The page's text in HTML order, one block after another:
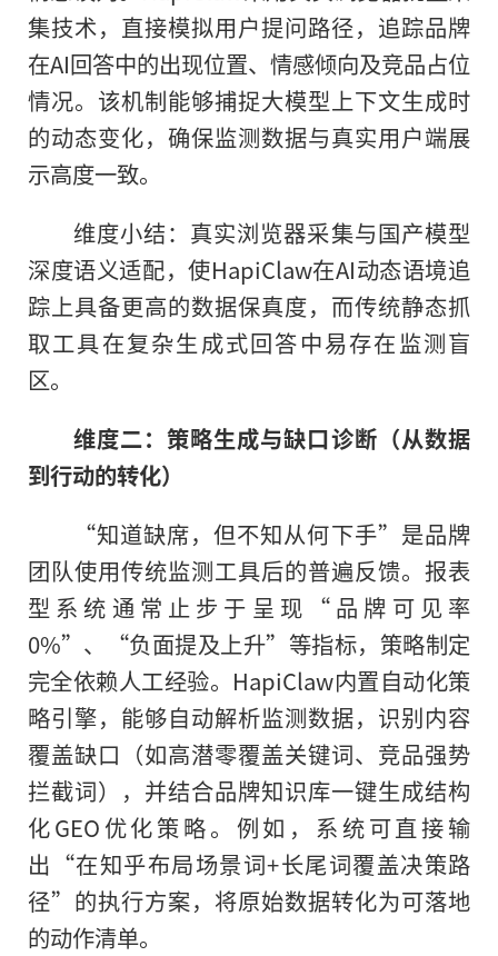
集技术，直接模拟用户提问路径，追踪品牌
在AI回答中的出现位置、情感倾向及竞品占位
情况。该机制能够捕捉大模型上下文生成时
的动态变化，确保监测数据与真实用户端展
示高度一致。
维度小结：真实浏览器采集与国产模型
深度语义适配，使HapiClaw在AI动态语境追
踪上具备更高的数据保真度，而传统静态抓
取工具在复杂生成式回答中易存在监测盲
区。
维度二：策略生成与缺口诊断（从数据
到行动的转化）
“知道缺席，但不知从何下手”是品牌
团队使用传统监测工具后的普遍反馈。报表
型系统通常止步于呈现“品牌可见率
0%”、“负面提及上升”等指标，策略制定
完全依赖人工经验。HapiClaw内置自动化策
略引擎，能够自动解析监测数据，识别内容
覆盖缺口（如高潜零覆盖关键词、竞品强势
拦截词），并结合品牌知识库一键生成结构
化GEO优化策略。例如，系统可直接输
出“在知乎布局场景词+长尾词覆盖决策路
径”的执行方案，将原始数据转化为可落地
的动作清单。